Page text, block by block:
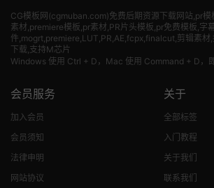
CG模板网(cgmuban.com)免费后期资源下载网站,pr
素材 ,premiere模板,pr素材,PR片头模板,pr免费模板,字
件,mogrt,premiere,LUT,PR,AE,fcpx,finalcut,剪辑素材
下载,支持M芯片
Windows 使用 Ctrl + D，Mac 使用 Command + D，
会员服务
加入会员
会员须知
法律申明
网站协议
关于
全部标签
入门教程
关于我们
联系我们